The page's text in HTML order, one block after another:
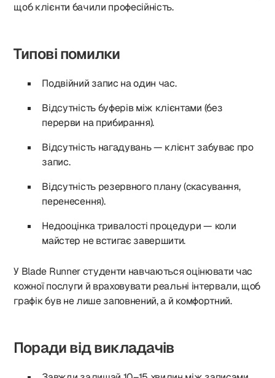
щоб клієнти бачили професійність.
Типові помилки
Подвійний запис на один час.
Відсутність буферів між клієнтами (без
перерви на прибирання).
Відсутність нагадувань — клієнт забуває про
запис.
Відсутність резервного плану (скасування,
перенесення).
Недооцінка тривалості процедури — коли
майстер не встигає завершити.
У Blade Runner студенти навчаються оцінювати час
кожної послуги й враховувати реальні інтервали, щоб
графік був не лише заповнений, а й комфортний.
Поради від викладачів